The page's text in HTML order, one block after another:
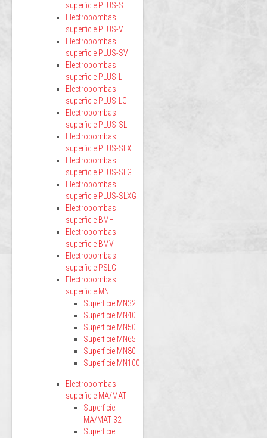
superficie PLUS-S
Electrobombas
superficie PLUS-V
Electrobombas
superficie PLUS-SV
Electrobombas
superficie PLUS-L
Electrobombas
superficie PLUS-LG
Electrobombas
superficie PLUS-SL
Electrobombas
superficie PLUS-SLX
Electrobombas
superficie PLUS-SLG
Electrobombas
superficie PLUS-SLXG
Electrobombas
superficie BMH
Electrobombas
superficie BMV
Electrobombas
superficie PSLG
Electrobombas
superficie MN
Superficie MN32
Superficie MN40
Superficie MN50
Superficie MN65
Superficie MN80
Superficie MN100
Electrobombas
superficie MA/MAT
Superficie
MA/MAT 32
Superficie